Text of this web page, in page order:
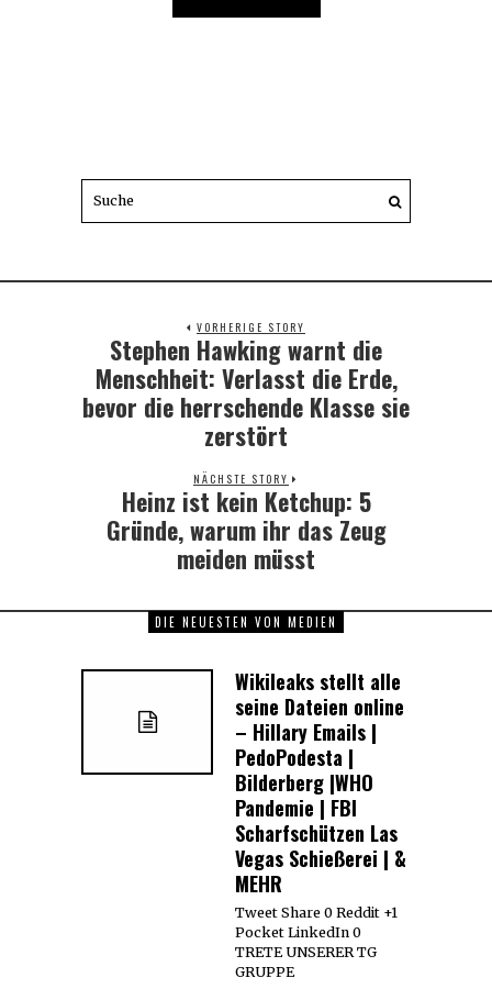
VORHERIGE STORY
Previous
post:
Stephen Hawking warnt die
Menschheit: Verlasst die Erde,
bevor die herrschende Klasse sie
zerstört
NÄCHSTE STORY
Next
post:
Heinz ist kein Ketchup: 5
Gründe, warum ihr das Zeug
meiden müsst
DIE NEUESTEN VON MEDIEN
Wikileaks stellt alle
seine Dateien online
– Hillary Emails |
PedoPodesta |
Bilderberg |WHO
Pandemie | FBI
Scharfschützen Las
Vegas Schießerei | &
MEHR
Tweet Share 0 Reddit +1
Pocket LinkedIn 0
TRETE UNSERER TG
GRUPPE